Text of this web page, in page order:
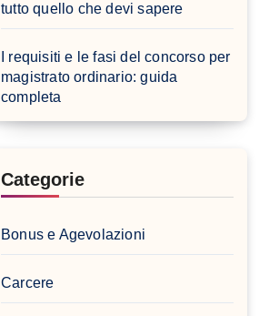
tutto quello che devi sapere
I requisiti e le fasi del concorso per
magistrato ordinario: guida
completa
Categorie
Bonus e Agevolazioni
Carcere